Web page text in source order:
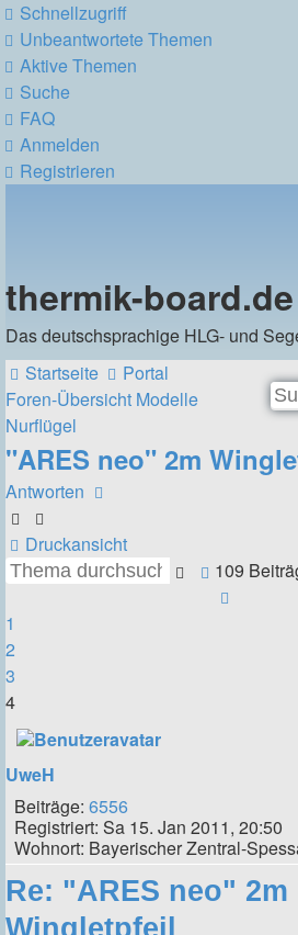
Schnellzugriff
Unbeantwortete Themen
Aktive Themen
Suche
FAQ
Anmelden
Registrieren
thermik-board.de
Das deutschsprachige HLG- und
Startseite
Portal
Foren-Übersicht Modelle
Nurflügel
"ARES neo" 2m
Antworten
Druckansicht
Suche
Suche
109
1
2
3
4
UweH
Beiträge: 6556
Registriert: Sa 15. Jan 2011, 20:50
Wohnort: Bayerischer Zentral-
Re: "ARES neo" 2m
Wingletpfeil